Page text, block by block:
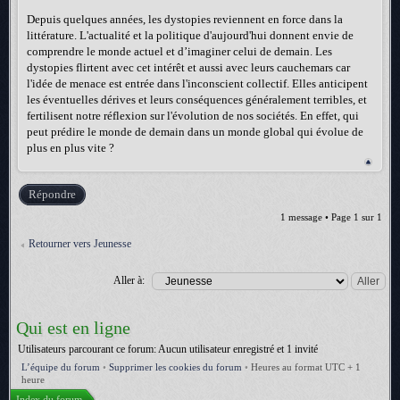
Depuis quelques années, les dystopies reviennent en force dans la
littérature. L'actualité et la politique d'aujourd'hui donnent envie de
comprendre le monde actuel et d’imaginer celui de demain. Les
dystopies flirtent avec cet intérêt et aussi avec leurs cauchemars car
l'idée de menace est entrée dans l'inconscient collectif. Elles anticipent
les éventuelles dérives et leurs conséquences généralement terribles, et
fertilisent notre réflexion sur l'évolution de nos sociétés. En effet, qui
peut prédire le monde de demain dans un monde global qui évolue de
plus en plus vite ?
Répondre
1 message • Page 1 sur 1
Retourner vers Jeunesse
Aller à:
Qui est en ligne
Utilisateurs parcourant ce forum: Aucun utilisateur enregistré et 1 invité
L’équipe du forum • Supprimer les cookies du forum • Heures au format UTC + 1
heure